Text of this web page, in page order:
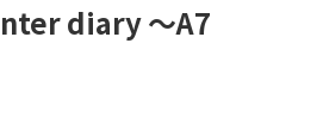
diary ～A7